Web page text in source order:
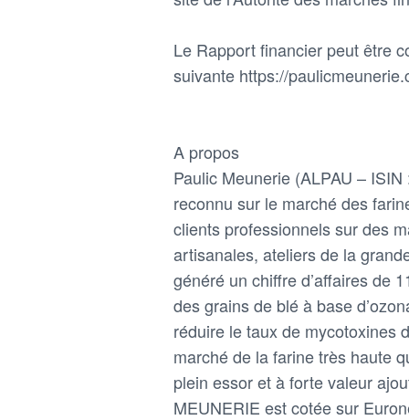
Le Rapport financier peut être
suivante https://
A propos
Paulic Meunerie (ALPAU –
reconnu sur le marché des
clients professionnels sur des
artisanales, ateliers de la
généré un chiffre d’affaires de
des grains de blé à base
réduire le taux de mycotoxines
marché de la farine très haute
plein essor et à forte valeur
MEUNERIE est cotée sur